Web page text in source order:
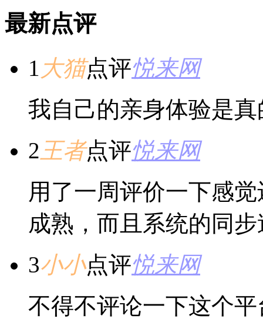
最新点评
1 大猫点评悦来网
我自己的亲身体验是
2 王者点评悦来网
用了一周评价一下感
成熟，而且系统的同
3小小点评悦来网
不得不评论一下这个